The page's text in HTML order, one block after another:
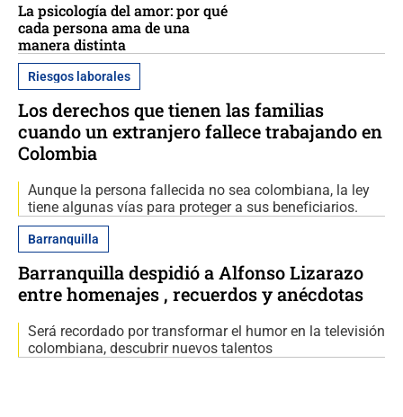
La psicología del amor: por qué
cada persona ama de una
manera distinta
Riesgos laborales
Los derechos que tienen las familias
cuando un extranjero fallece trabajando en
Colombia
Aunque la persona fallecida no sea colombiana, la ley
tiene algunas vías para proteger a sus beneficiarios.
Barranquilla
Barranquilla despidió a Alfonso Lizarazo
entre homenajes , recuerdos y anécdotas
Será recordado por transformar el humor en la televisión
colombiana, descubrir nuevos talentos